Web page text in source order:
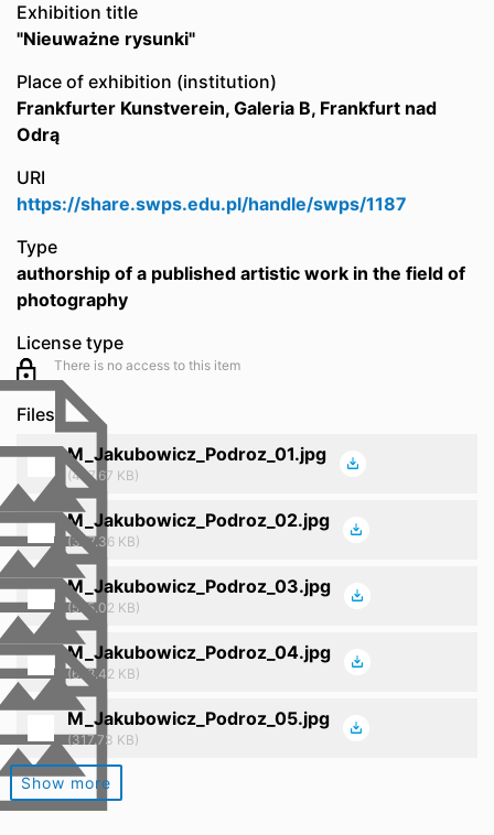
Exhibition title
"Nieuważne rysunki"
Place of exhibition (institution)
Frankfurter Kunstverein, Galeria B, Frankfurt nad
Odrą
URI
https://share.swps.edu.pl/handle/swps/1187
Type
authorship of a published artistic work in the field of
photography
License type
There is no access to this item
Files
M_Jakubowicz_Podroz_01.jpg
(477.67 KB)
M_Jakubowicz_Podroz_02.jpg
(377.36 KB)
M_Jakubowicz_Podroz_03.jpg
(525.02 KB)
M_Jakubowicz_Podroz_04.jpg
(628.42 KB)
M_Jakubowicz_Podroz_05.jpg
(317.73 KB)
Show more